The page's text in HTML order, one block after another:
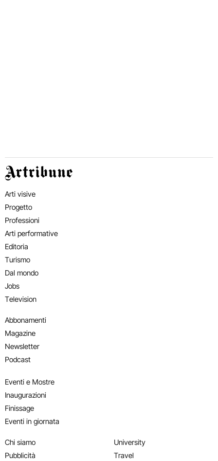
Artribune
Arti visive
Progetto
Professioni
Arti performative
Editoria
Turismo
Dal mondo
Jobs
Television
Abbonamenti
Magazine
Newsletter
Podcast
Eventi e Mostre
Inaugurazioni
Finissage
Eventi in giornata
Chi siamo
Pubblicità
University
Travel